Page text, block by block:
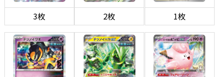
3枚 2枚 1枚